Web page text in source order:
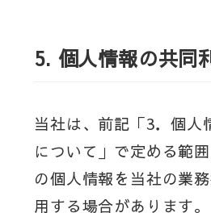
5. 個人情報の共同
当社は、前記「3．個人
について」で定める範
の個人情報を当社の業
用する場合があります